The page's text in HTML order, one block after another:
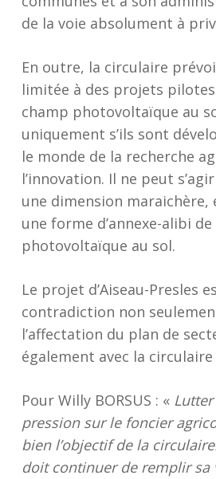
de la voie absolument à
En outre, la circulaire
limitée à des projets
champ photovoltaïque au
uniquement s’ils sont
le monde de la recherche
l’innovation. Il ne peut
une dimension maraichère,
une forme d’annexe-alibi
photovoltaïque au sol.
Le projet d’Aiseau-Presles
contradiction non
l’affectation du plan de
également avec la
Pour Willy BORSUS : «
pression sur le foncier
bien l’objectif de la
doit continuer de remplir sa